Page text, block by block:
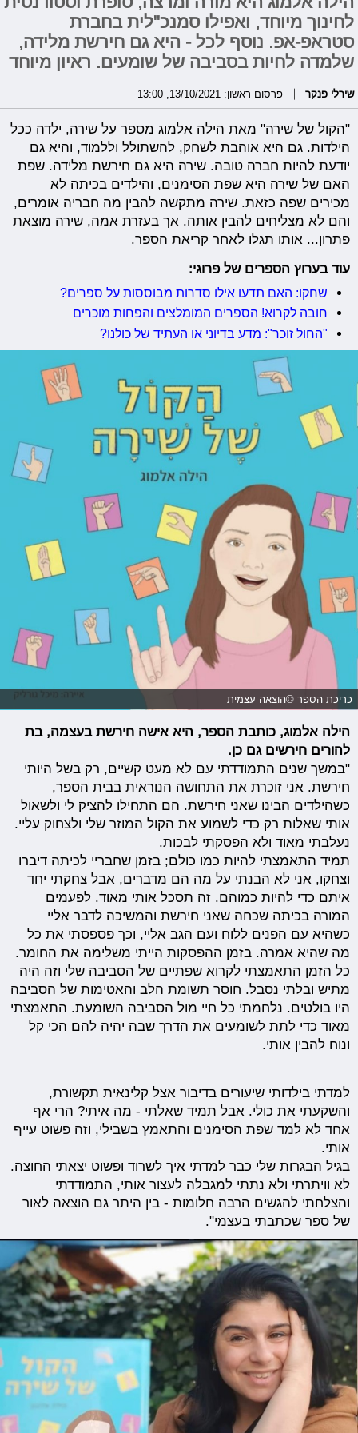
לחינוך מיוחד, ואפילו סמנכ"לית בחברת
סטראפ-אפ. נוסף לכל - היא גם חירשת מלידה,
שלמדה לחיות בסביבה של שומעים. ראיון מיוחד
שירלי פנקר פרסום ראשון: 13/10/2021, 13:00
"הקול של שירה" מאת הילה אלמוג מספר על שירה, ילדה ככל
הילדות. גם היא אוהבת לשחק, להשתולל וללמוד, והיא גם
יודעת להיות חברה טובה. שירה היא גם חירשת מלידה. שפת
האם של שירה היא שפת הסימנים, והילדים בכיתה לא
מכירים שפה כזאת. שירה מתקשה להבין מה חבריה אומרים,
והם לא מצליחים להבין אותה. אך בעזרת אמה, שירה מוצאת
פתרון... אותו תגלו לאחר קריאת הספר.
עוד בערוץ הספרים של פרוגי:
שחקו: האם תדעו אילו סדרות מבוססות על ספרים?
חובה לקרוא! הספרים המומלצים והפחות מוכרים
"החול זוכר": מדע בדיוני או העתיד של כולנו?
כריכת הספר ©הוצאה עצמית
הילה אלמוג, כותבת הספר, היא אישה חירשת בעצמה, בת
להורים חירשים גם כן.
"במשך שנים התמודדתי עם לא מעט קשיים, רק בשל היותי
חירשת. אני זוכרת את התחושה הנוראית בבית הספר,
כשהילדים הבינו שאני חירשת. הם התחילו להציק לי ולשאול
אותי שאלות רק כדי לשמוע את הקול המוזר שלי ולצחוק עליי.
נעלבתי מאוד ולא הפסקתי לבכות.
תמיד התאמצתי להיות כמו כולם; בזמן שחבריי לכיתה דיברו
וצחקו, אני לא הבנתי על מה הם מדברים, אבל צחקתי יחד
איתם כדי להיות כמוהם. זה תסכל אותי מאוד. לפעמים
המורה בכיתה שכחה שאני חירשת והמשיכה לדבר אליי
כשהיא עם הפנים ללוח ועם הגב אליי, וכך פספסתי את כל
מה שהיא אמרה. בזמן ההפסקות הייתי משלימה את החומר.
כל הזמן התאמצתי לקרוא שפתיים של הסביבה שלי וזה היה
מתיש ובלתי נסבל. חוסר תשומת הלב והאטימות של הסביבה
היו בולטים. נלחמתי כל חיי מול הסביבה השומעת. התאמצתי
מאוד כדי לתת לשומעים את הדרך שבה יהיה להם הכי קל
ונוח להבין אותי.
למדתי בילדותי שיעורים בדיבור אצל קלינאית תקשורת,
והשקעתי את כולי. אבל תמיד שאלתי - מה איתי? הרי אף
אחד לא למד שפת הסימנים והתאמץ בשבילי, וזה פשוט עייף
אותי.
בגיל הבגרות שלי כבר למדתי איך לשרוד ופשוט יצאתי החוצה.
לא וויתרתי ולא נתתי למגבלה לעצור אותי, התמודדתי
והצלחתי להגשים הרבה חלומות - בין היתר גם הוצאה לאור
של ספר שכתבתי בעצמי".